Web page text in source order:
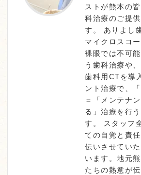
ストが熊本の
科治療のご提
す。 ありよし
マイクロスコ
裸眼では不可
う歯科治療や
歯科用CTを導
ント治療で、
＝「メンテナ
る」治療を行
す。 スタッフ
ての自覚と責
伝いさせてい
います。地元
たちの熱意が